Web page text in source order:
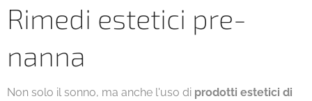
Rimedi estetici pre-
nanna
Non solo il sonno, ma anche l'uso di prodotti estetici di